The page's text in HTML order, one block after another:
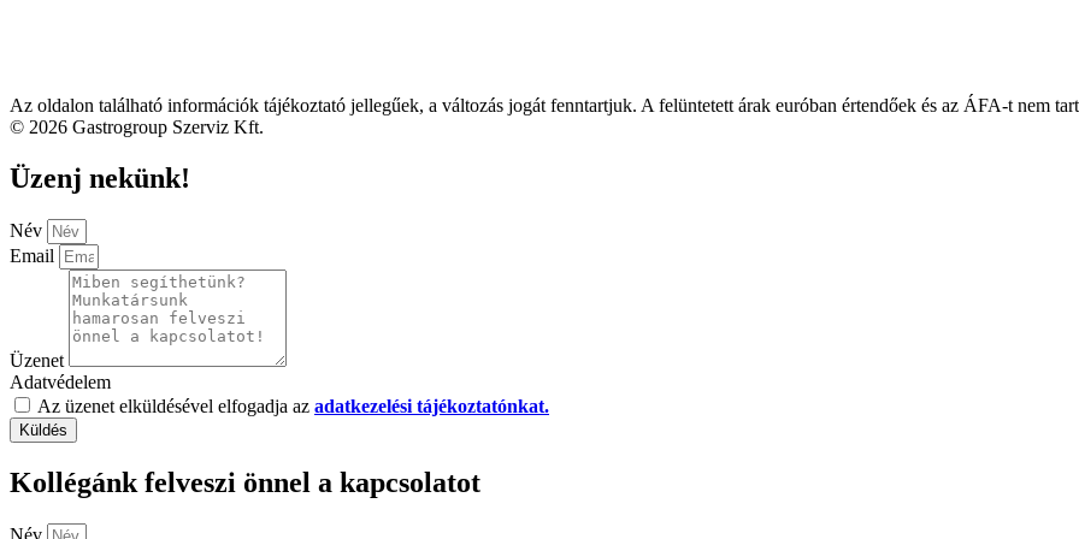
Az oldalon található információk tájékoztató jellegűek, a változás jogát fenntartjuk. A felüntetett árak euróban értendőek és az ÁFA-t nem
© 2026 Gastrogroup Szerviz Kft.
Üzenj nekünk!
Név
Email
Üzenet
Adatvédelem
Az üzenet elküldésével elfogadja az adatkezelési tájékoztatónkat.
Küldés
Kollégánk felveszi önnel a kapcsolatot
Név